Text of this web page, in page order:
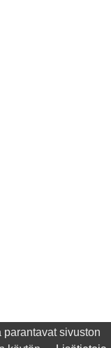
parantavat sivuston